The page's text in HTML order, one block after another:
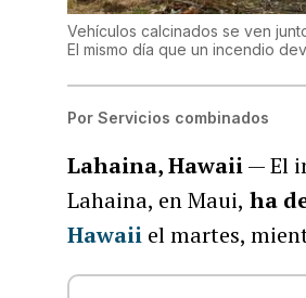
Vehículos calcinados se ven
El mismo día que un incendio
Por Servicios combinados
Lahaina, Hawaii— El
Lahaina, en Maui, ha
Hawaii el martes,